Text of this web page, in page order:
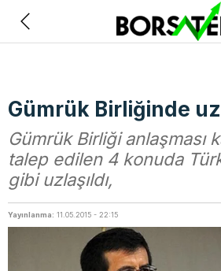
Gümrük Birliğinde
Gümrük Birliği anlaşması
talep edilen 4 konuda
gibi uzlaşıldı,
Yayınlanma: 11.05.2015 - 22:15